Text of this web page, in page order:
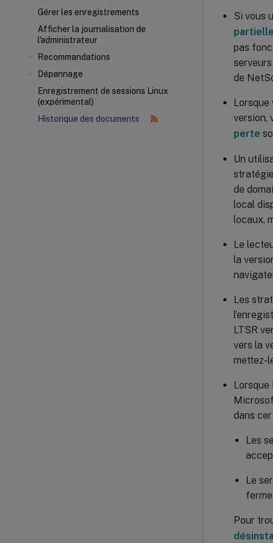
Gérer les enregistrements
Afficher la journalisation de
l'administrateur
Recommandations
Dépannage
Enregistrement de sessions Linux
(expérimental)
Historique des documents
Si vous
pas
de
Lorsque
version,
perte
Un
de
local
locaux,
Le
la
Les
LTSR
vers la
mettez-
Lorsque
dans
Les
Le
Pour